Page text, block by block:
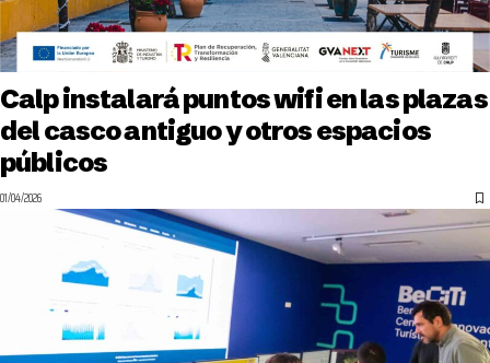
Calp instalará puntos wifi en las plazas
del casco antiguo y otros espacios
públicos
01/04/2026